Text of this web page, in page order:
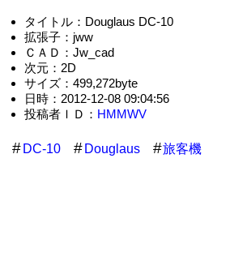
タイトル：Douglaus DC-10
拡張子：jww
ＣＡＤ：Jw_cad
次元：2D
サイズ：499,272byte
日時：2012-12-08 09:04:56
投稿者ＩＤ： HMMWV
DC-10 Douglaus 旅客機